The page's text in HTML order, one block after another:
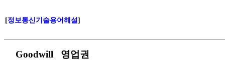
[정보통신기술용어해설]
Goodwill 영업권